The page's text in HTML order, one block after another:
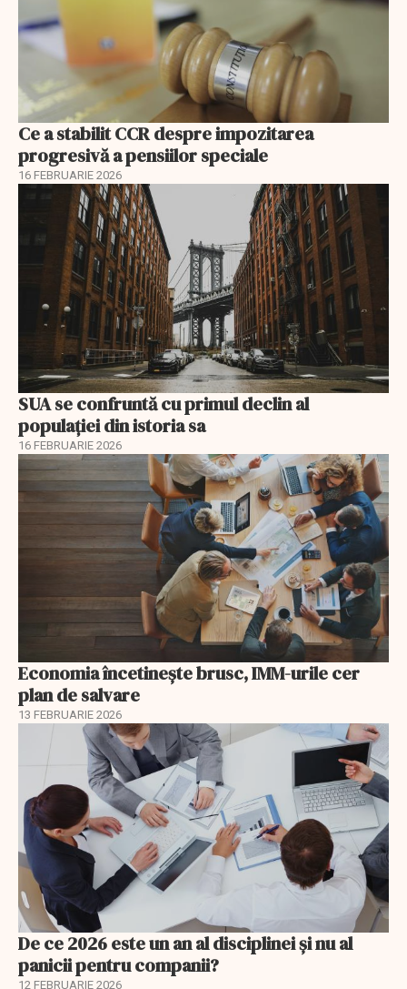
Ce a stabilit CCR despre impozitarea
progresivă a pensiilor speciale
16 FEBRUARIE 2026
SUA se confruntă cu primul declin al
populației din istoria sa
16 FEBRUARIE 2026
Economia încetinește brusc, IMM-urile cer
plan de salvare
13 FEBRUARIE 2026
De ce 2026 este un an al disciplinei și nu al
panicii pentru companii?
12 FEBRUARIE 2026